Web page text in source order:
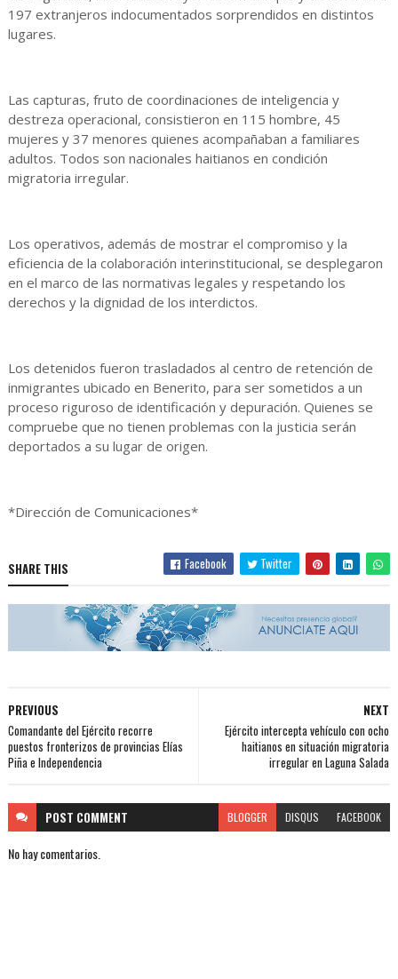
197 extranjeros indocumentados sorprendidos en distintos
lugares.
Las capturas, fruto de coordinaciones de inteligencia y
destreza operacional, consistieron en 115 hombre, 45
mujeres y 37 menores quienes acompañaban a familiares
adultos. Todos son nacionales haitianos en condición
migratoria irregular.
Los operativos, además de mostrar el compromiso y la
eficiencia de la colaboración interinstitucional, se desplegaron
en el marco de las normativas legales y respetando los
derechos y la dignidad de los interdictos.
Los detenidos fueron trasladados al centro de retención de
inmigrantes ubicado en Benerito, para ser sometidos a un
proceso riguroso de identificación y depuración. Quienes se
compruebe que no tienen problemas con la justicia serán
deportados a su lugar de origen.
*Dirección de Comunicaciones*
SHARE THIS Facebook Twitter
NEXT
Ejército intercepta vehículo con ocho
haitianos en situación migratoria
irregular en Laguna Salada
PREVIOUS
Comandante del Ejército recorre
puestos fronterizos de provincias Elías
Piña e Independencia
POST COMMENT BLOGGER DISQUS FACEBOOK
No hay comentarios.